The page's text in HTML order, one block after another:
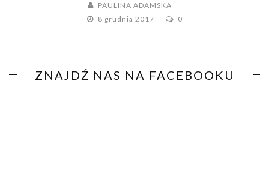
PAULINA ADAMSKA
8 grudnia 2017
0
ZNAJDŹ NAS NA FACEBOOKU